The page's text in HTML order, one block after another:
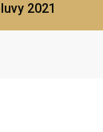
2021